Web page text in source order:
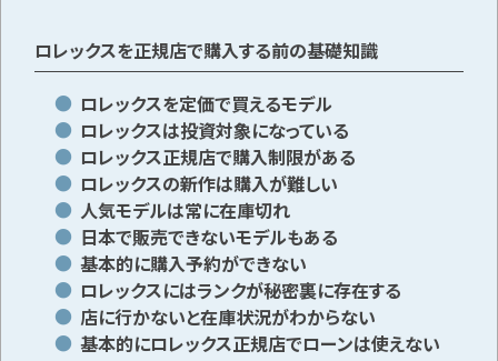
ロレックスを正規店で購入する前の基礎知識
ロレックスを定価で買えるモデル
ロレックスは投資対象になっている
ロレックス正規店で購入制限がある
ロレックスの新作は購入が難しい
人気モデルは常に在庫切れ
日本で販売できないモデルもある
基本的に購入予約ができない
ロレックスにはランクが秘密裏に存在する
店に行かないと在庫状況がわからない
基本的にロレックス正規店でローンは使えない